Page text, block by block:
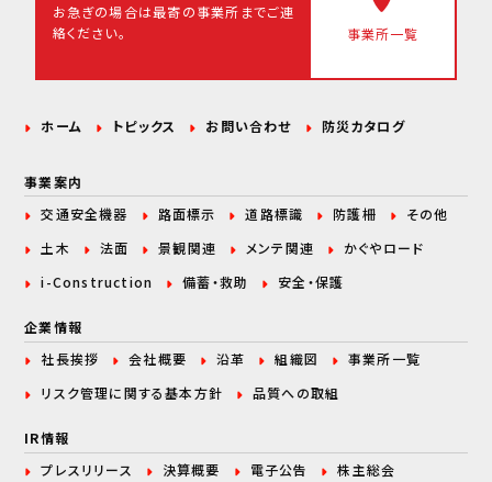
お急ぎの場合は最寄の事業所までご連
絡ください。
事業所一覧
ホーム トピックス お問い合わせ 防災カタログ
事業案内
交通安全機器
路面標示 道路標識 防護柵
その他
土木
法面 景観関連 メンテ関連
かぐやロード
i-Construction
備蓄・救助 安全・保護
企業情報
社長挨拶
会社概要 沿革 組織図
事業所一覧
リスク管理に関する基本方針 品質への取組
IR情報
プレスリリース
決算概要 電子公告 株主総会